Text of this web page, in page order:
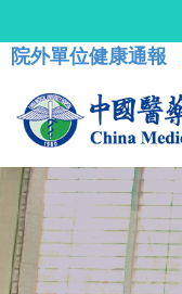
院外單位健康通報